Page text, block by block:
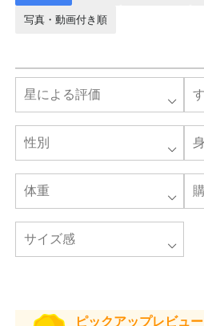
写真・動画付き順
ピックアップレビュー